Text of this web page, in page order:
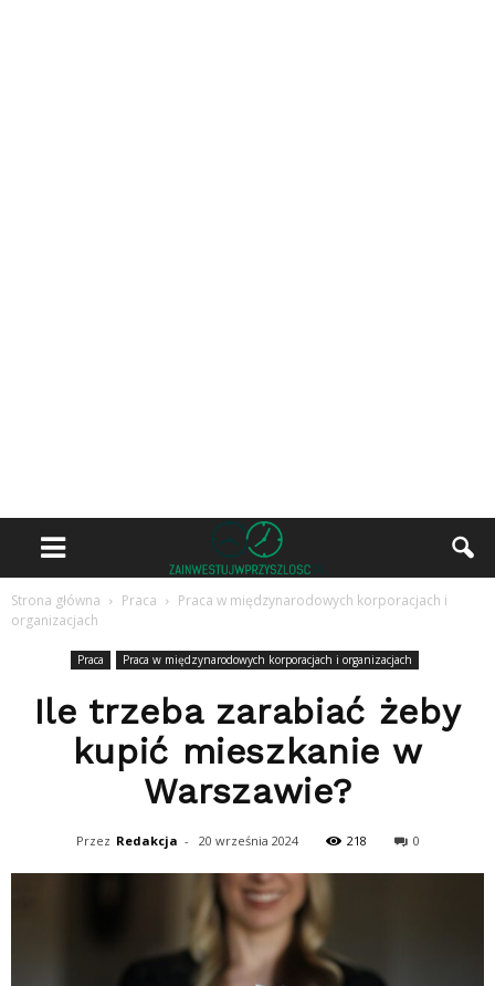
Strona główna Praca
Praca w międzynarodowych korporacjach i
organizacjach
Praca Praca w międzynarodowych korporacjach i organizacjach
Ile trzeba zarabiać żeby
kupić mieszkanie w
Warszawie?
Przez Redakcja - 20 września 2024 218 0